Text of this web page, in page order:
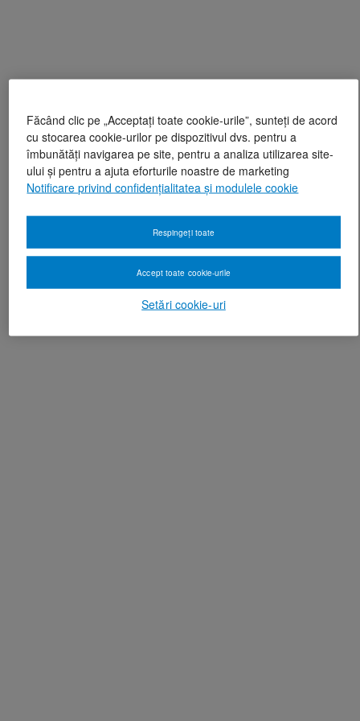
Făcând clic pe „Acceptați toate cookie-urile”, sunteți de acord
cu stocarea cookie-urilor pe dispozitivul dvs. pentru a
îmbunătăți navigarea pe site, pentru a analiza utilizarea site-
ului și pentru a ajuta eforturile noastre de marketing
Notificare privind confidențialitatea și modulele cookie
Setări cookie-uri
Respingeți toate
Accept toate cookie-urile